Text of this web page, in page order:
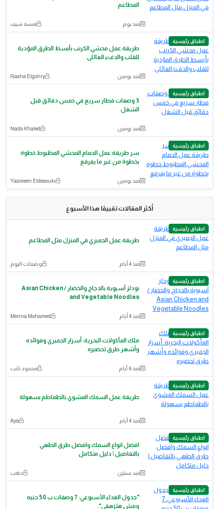
المطاعم
منذ يوم لمسة شيف
اطباق رئيسية
طريقة عمل محشي الكرنب بأبسط الطرق المؤدية
للقلب والدفء العائلى
منذ يومين Rasha Elgohry
اطباق رئيسية
3 وصفات فطار سريع في خمس دقائق قبل
الشغل
منذ يومين Nada Khaled
اطباق رئيسية
سر طريقة عمل الحمام المحشي المظبوط خطوة
بخطوة من غير ما يفرقع
منذ يومين Yasmeen Eldesouki
أكثر المقالات تقييمًا هذا الأسبوع
اطباق رئيسية
طريقة عمل الجمبري في المنزل مثل المطاعم
منذ 4 أيام وصفات اليوم
اطباق رئيسية
نودلز آسيوية بالدجاج والخضار / Asian Chicken
and Vegetable Noodles
منذ 4 أيام Menna Mohamed
اطباق رئيسية
ملك المأكولات البحرية: أسرار الجمبري وفوائده
وأشهر طرق تحضيره
منذ 6 أيام محمود ثابت
اطباق رئيسية
طريقة عمل السمك المشوي بالطماطم بسهولة
منذ 4 أيام Aya
اطباق رئيسية
افضل انواع السمك وافضل طرق الطهي
بالتفاصيل | دليل متكامل
منذ سنتين دهب
اطباق رئيسية
"جدول الغداء الأسبوعي: 7 وصفات ب 50 جنيه
ومش هتزهقي".